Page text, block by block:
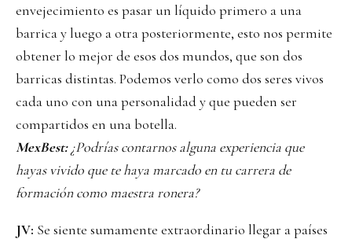
envejecimiento es pasar un líquido primero a una
barrica y luego a otra posteriormente, esto nos permite
obtener lo mejor de esos dos mundos, que son dos
barricas distintas. Podemos verlo como dos seres vivos
cada uno con una personalidad y que pueden ser
compartidos en una botella.
MexBest:¿Podrías contarnos alguna experiencia que
hayas vivido que te haya marcado en tu carrera de
formación como maestra ronera?
JV: Se siente sumamente extraordinario llegar a países